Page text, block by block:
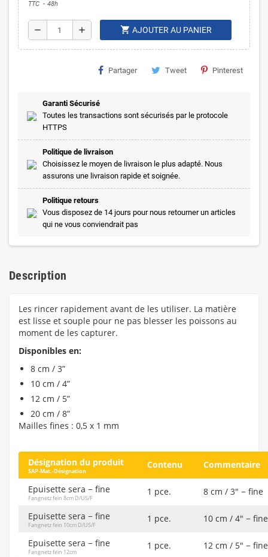
TTC 48h
remove add shopping_cart AJOUTER AU PANIER
Partager Tweet Pinterest
Garanti Sécurisé
Toutes les transactions sont sécurisés par le protocole
HTTPS
Politique de livraison
Choisissez le moyen de livraison le plus adapté. Nous
assurons une livraison rapide et soignée.
Politique retours
Vous disposez de 14 jours pour nous retourner un articles
qui ne vous conviendrait pas
Description
Les rincer rapidement avant de les utiliser. La matière
est lisse et souple pour ne pas blesser les poissons au
moment de les capturer.
Disponibles en:
8 cm / 3”
10 cm / 4”
12 cm / 5”
20 cm / 8”
Mailles fines : 0,5 x 1 mm
Désignation du produit
SAP-Mat.-Désignation
Contenu Commentaire
Epuisette sera − fine
Fangnetz fein 8cm D/US/F
1 pce. 8 cm / 3" − fine
Epuisette sera − fine
Fangnetz fein 10cm D/US/F
1 pce. 10 cm / 4" − fine
Epuisette sera − fine
Fangnetz fein 12cm
1 pce. 12 cm / 5" − fine